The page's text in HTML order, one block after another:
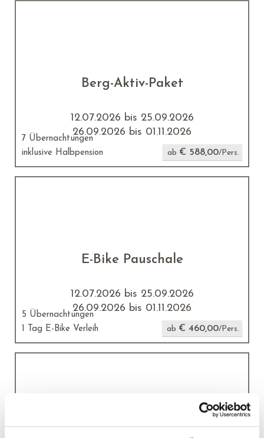
Berg-Aktiv-Paket
12.07.2026 bis 25.09.2026
26.09.2026 bis 01.11.2026
7 Übernachtungen
inklusive Halbpension
ab € 588,00/Pers.
E-Bike Pauschale
12.07.2026 bis 25.09.2026
26.09.2026 bis 01.11.2026
5 Übernachtungen
1 Tag E-Bike Verleih
ab € 460,00/Pers.